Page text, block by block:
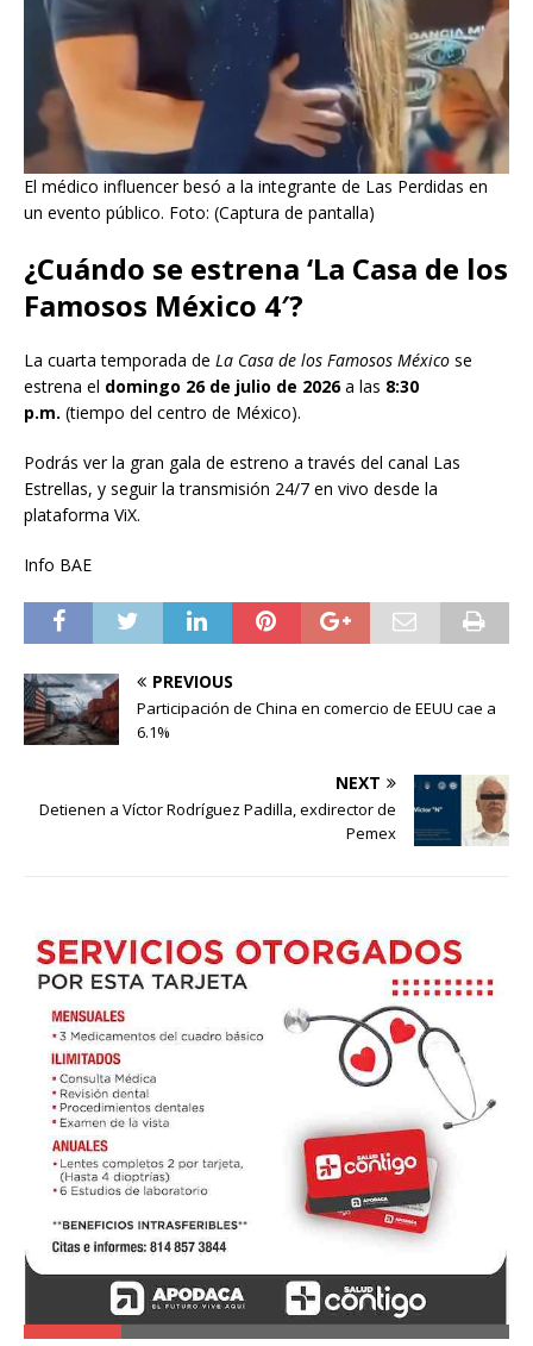
El médico influencer besó a la integrante de Las Perdidas en
un evento público. Foto: (Captura de pantalla)
¿Cuándo se estrena ‘La Casa de los
Famosos México 4′?
La cuarta temporada de La Casa de los Famosos México se
estrena el domingo 26 de julio de 2026a las 8:30
p.m. (tiempo del centro de México).
Podrás ver la gran gala de estreno a través del canal Las
Estrellas, y seguir la transmisión 24/7 en vivo desde la
plataforma ViX.
Info BAE
PREVIOUS
Participación de China en comercio de EEUU cae a
6.1%
NEXT
Detienen a Víctor Rodríguez Padilla, exdirector de
Pemex